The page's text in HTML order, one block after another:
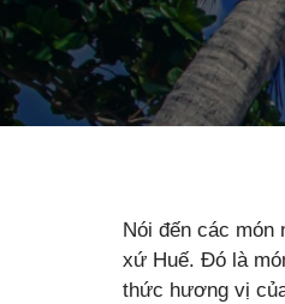
Nói đến các món
xứ Huế. Đó là
thức hương vị